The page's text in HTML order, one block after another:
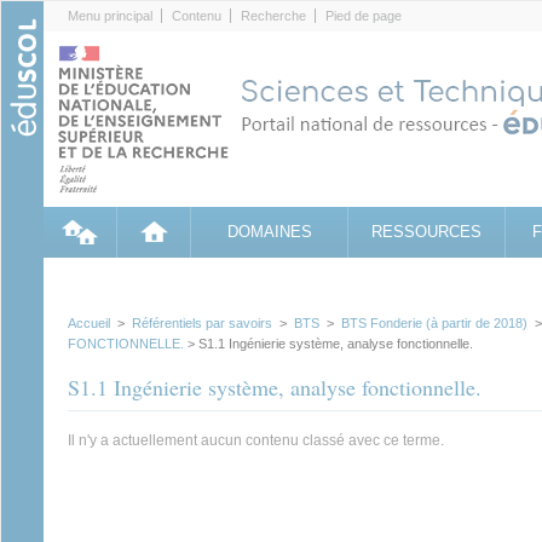
Menu principal Contenu Recherche Pied de page
DOMAINES RESSOURCES
Accueil > Référentiels par savoirs > BTS > BTS Fonderie (à partir de 2018)
FONCTIONNELLE. > S1.1 Ingénierie système, analyse fonctionnelle.
S1.1 Ingénierie système, analyse fonctionnelle.
Il n'y a actuellement aucun contenu classé avec ce terme.